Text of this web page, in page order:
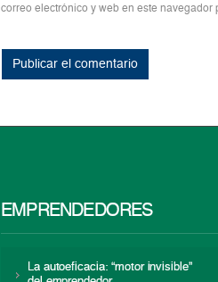
correo electrónico y web en este navegador
EMPRENDEDORES
La autoeficacia: “motor invisible”